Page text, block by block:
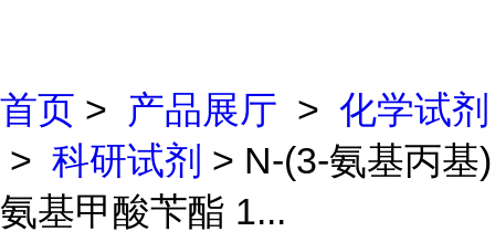
首页 > 产品展厅 > 化学试剂
> 科研试剂 > N-(3-氨基丙基)
氨基甲酸苄酯 1...